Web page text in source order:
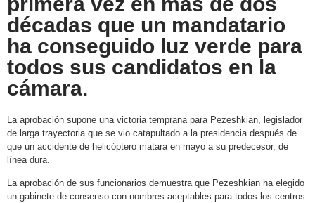
décadas que un mandatario
ha conseguido luz verde para
todos sus candidatos en la
cámara.
La aprobación supone una victoria temprana para Pezeshkian, legislador
de larga trayectoria que se vio catapultado a la presidencia después de
que un accidente de helicóptero matara en mayo a su predecesor, de
línea dura.
La aprobación de sus funcionarios demuestra que Pezeshkian ha elegido
un gabinete de consenso con nombres aceptables para todos los centros